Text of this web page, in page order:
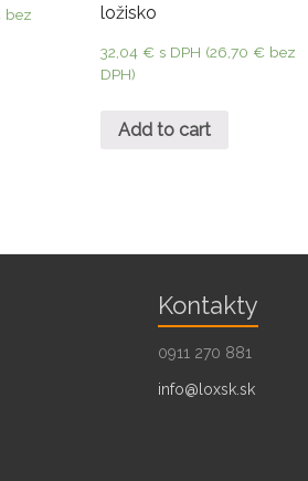
bez
ložisko
32,04 € s DPH (26,70 €bez
DPH)
Add to cart
Kontakty
0911 270 881
info@loxsk.sk